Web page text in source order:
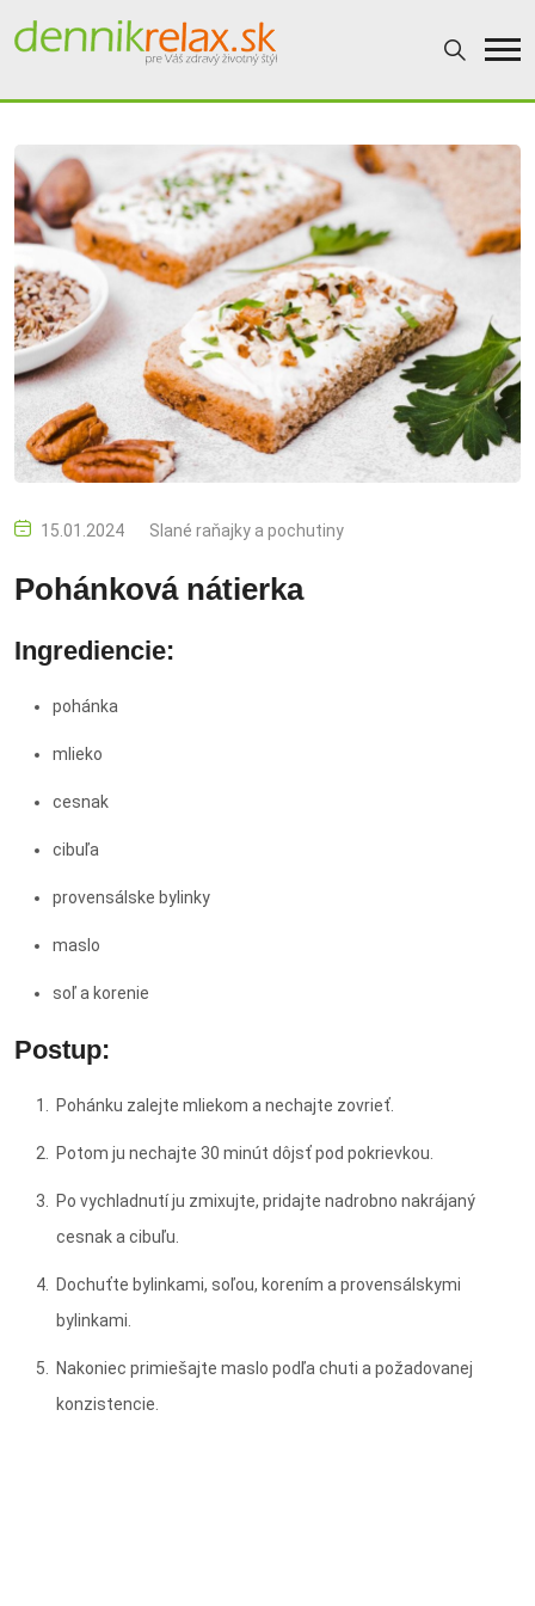
15.01.2024 Slané raňajky a pochutiny
Pohánková nátierka
Ingrediencie:
pohánka
mlieko
cesnak
cibuľa
provensálske bylinky
maslo
soľ a korenie
Postup:
Pohánku zalejte mliekom a nechajte zovrieť.
Potom ju nechajte 30 minút dôjsť pod pokrievkou.
Po vychladnutí ju zmixujte, pridajte nadrobno nakrájaný
cesnak a cibuľu.
Dochuťte bylinkami, soľou, korením a provensálskymi
bylinkami.
Nakoniec primiešajte maslo podľa chuti a požadovanej
konzistencie.